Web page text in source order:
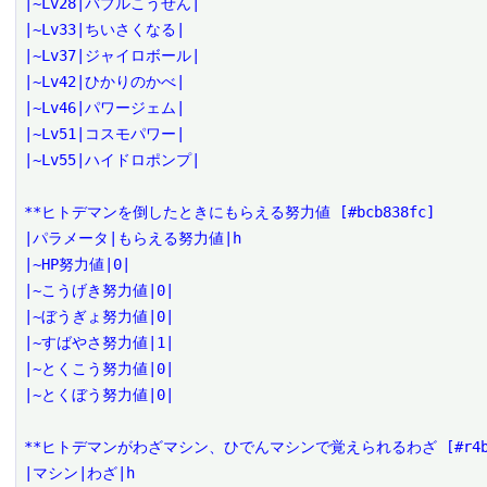
|~Lv33|ちいさくなる|
|~Lv37|ジャイロボール|
|~Lv42|ひかりのかべ|
|~Lv46|パワージェム|
|~Lv51|コスモパワー|
|~Lv55|ハイドロポンプ|
**ヒトデマンを倒したときにもらえる努力値 [#bcb838fc]
|パラメータ|もらえる努力値|h
|~HP努力値|0|
|~こうげき努力値|0|
|~ぼうぎょ努力値|0|
|~すばやさ努力値|1|
|~とくこう努力値|0|
|~とくぼう努力値|0|
**ヒトデマンがわざマシン、ひでんマシンで覚えられるわざ
|マシン|わざ|h